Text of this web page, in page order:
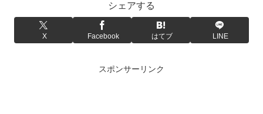
シェアする
X Facebook はてブ LINE
スポンサーリンク